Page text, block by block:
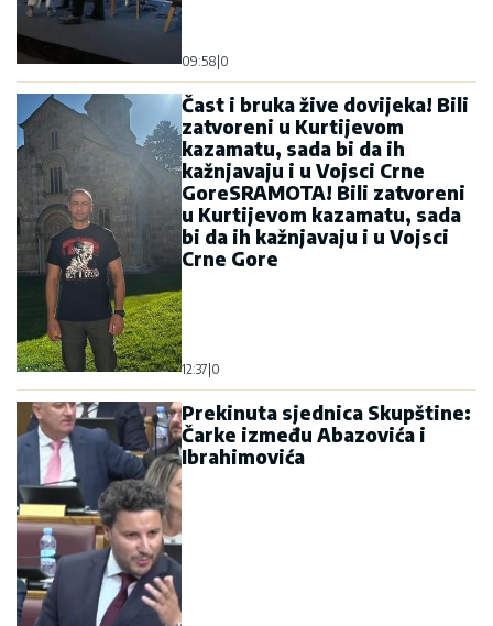
09:58 0
Čast i bruka žive dovijeka! Bili
zatvoreni u Kurtijevom
kazamatu, sada bi da ih
kažnjavaju i u Vojsci Crne
GoreSRAMOTA! Bili zatvoreni
u Kurtijevom kazamatu, sada
bi da ih kažnjavaju i u Vojsci
Crne Gore
12:37 0
Prekinuta sjednica Skupštine:
Čarke između Abazovića i
Ibrahimovića